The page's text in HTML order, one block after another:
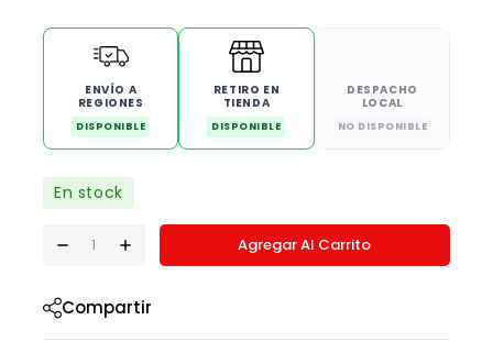
ENVÍO A
REGIONES
DISPONIBLE
RETIRO EN
TIENDA
DISPONIBLE
DESPACHO
LOCAL
NO DISPONIBLE
En stock
Agregar Al Carrito
Compartir